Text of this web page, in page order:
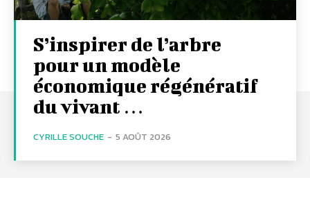
S’inspirer de l’arbre
pour un modèle
économique régénératif
du vivant …
CYRILLE SOUCHE - 5 AOÛT 2026